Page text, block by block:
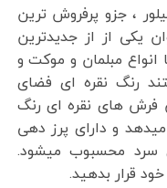
، جزو پرفروش ترین
یکی از از جدیدترین
انواع مبلمان و موکت و
رنگ نقره ای فضای
فرش های نقره ای رنگ
و دارای پرز دهی
سرد محسبوب میشود.
قرار بدهید.